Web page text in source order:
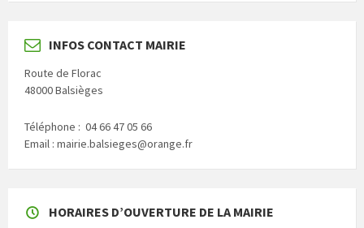
INFOS CONTACT MAIRIE
Route de Florac
48000 Balsièges
Téléphone : 04 66 47 05 66
Email : mairie.balsieges@orange.fr
HORAIRES D’OUVERTURE DE LA MAIRIE